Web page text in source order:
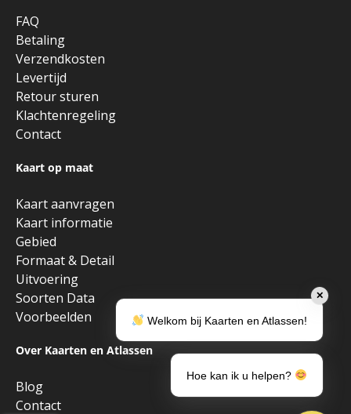
FAQ
Betaling
Verzendkosten
Levertijd
Retour sturen
Klachtenregeling
Contact
Kaart op maat
Kaart aanvragen
Kaart informatie
Gebied
Formaat & Detail
Uitvoering
Soorten Data
Voorbeelden
Over Kaarten en Atlassen
Blog
Contact
✕
Welkom bij Kaarten en Atlassen!
Hoe kan ik u helpen?